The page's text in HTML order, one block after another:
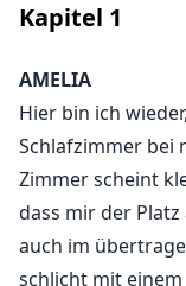
"Noah, hör nicht
wurde härter und
aufhören. Komm
Amelia ist eine
abgeschlossen
sie den Alpha
Kapitel 1
AMELIA
Hier bin ich
Schlafzimmer bei
Zimmer scheint
dass mir der
auch im
schlicht mit